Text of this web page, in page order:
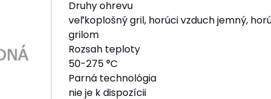
Druhy ohrevu
veľkoplošný gril, horúci vzduch jemný,
grilom
Rozsah teploty
50-275 °C
Parná technológia
nie je k dispozícii